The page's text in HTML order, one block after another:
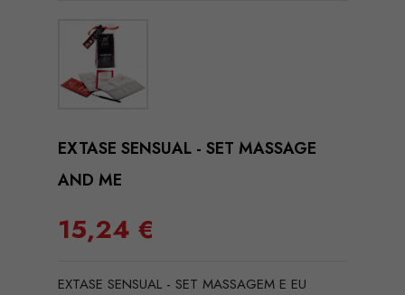
EXTASE SENSUAL - SET MASSAGE
AND ME
15,24 €
EXTASE SENSUAL - SET MASSAGEM E EU